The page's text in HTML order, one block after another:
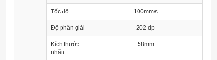
Tốc độ 100mm/s
Độ phân giải 202 dpi
Kích thước
nhãn
58mm